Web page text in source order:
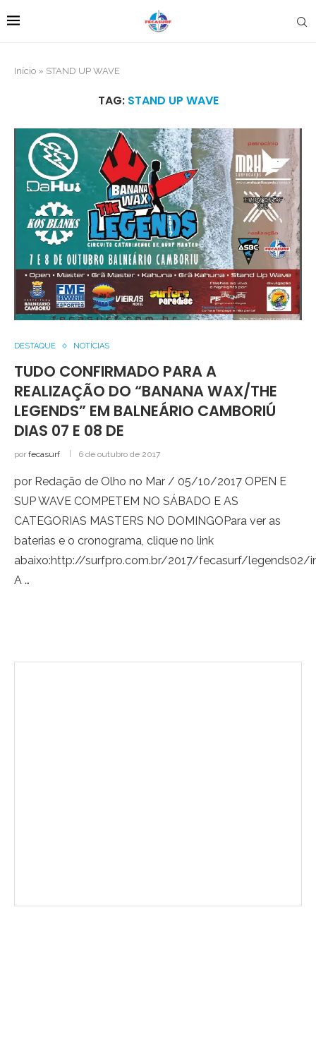
Início » STAND UP WAVE
TAG: STAND UP WAVE
DESTAQUE NOTÍCIAS
TUDO CONFIRMADO PARA A
REALIZAÇÃO DO “BANANA WAX/THE
LEGENDS” EM BALNEÁRIO CAMBORIÚ
DIAS 07 E 08 DE
por fecasurf 6 de outubro de 2017
por Redação de Olho no Mar / 05/10/2017 OPEN E
SUP WAVE COMPETEM NO SÁBADO E AS
CATEGORIAS MASTERS NO DOMINGOPara ver as
baterias e o cronograma, clique no link
abaixo:http://surfpro.com.br/2017/fecasurf/legends02/
A …